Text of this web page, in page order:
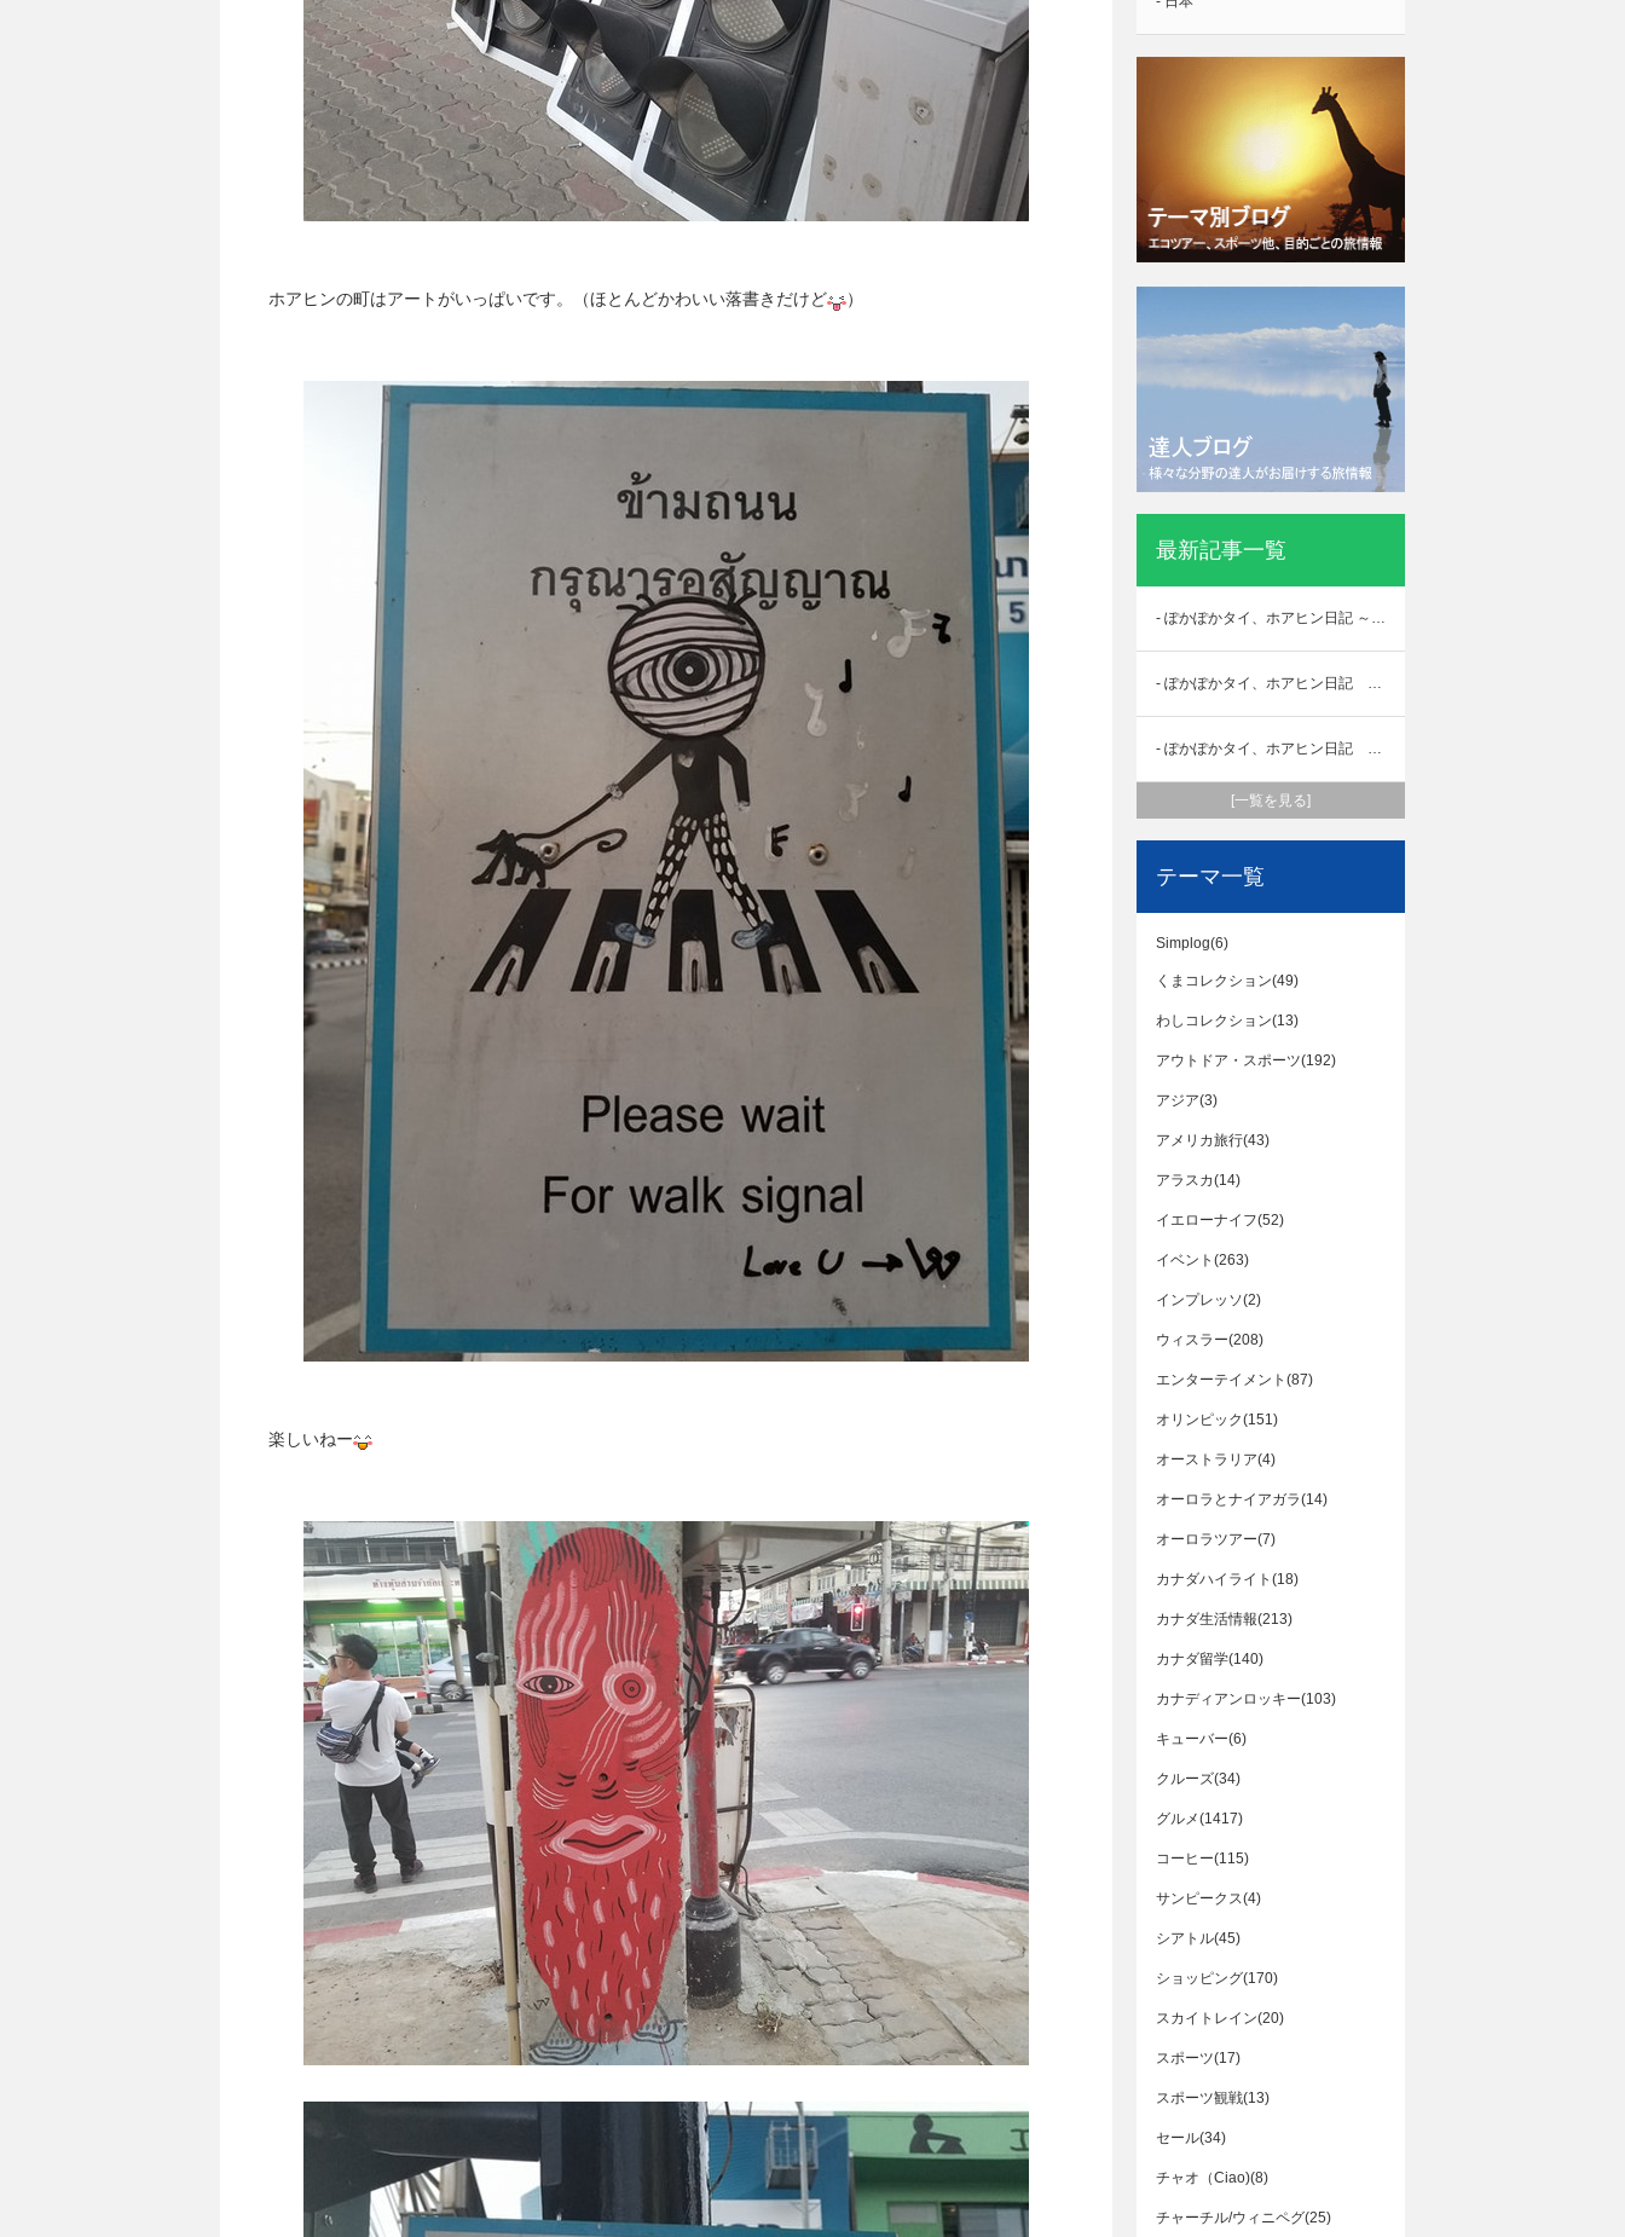
ホアヒンの町はアートがいっぱいです。（ほとんどかわいい落書きだけど ）
楽しいねー
最新記事一覧
- ぽかぽかタイ、ホアヒン日記 ～街編～
- ぽかぽかタイ、ホアヒン日記 ～食べ物編～
- ぽかぽかタイ、ホアヒン日記 ～海編～
[一覧を見る]
テーマ一覧
Simplog(6)
くまコレクション(49)
わしコレクション(13)
アウトドア・スポーツ(192)
アジア(3)
アメリカ旅行(43)
アラスカ(14)
イエローナイフ(52)
イベント(263)
インプレッソ(2)
ウィスラー(208)
エンターテイメント(87)
オリンピック(151)
オーストラリア(4)
オーロラとナイアガラ(14)
オーロラツアー(7)
カナダハイライト(18)
カナダ生活情報(213)
カナダ留学(140)
カナディアンロッキー(103)
キューバー(6)
クルーズ(34)
グルメ(1417)
コーヒー(115)
サンピークス(4)
シアトル(45)
ショッピング(170)
スカイトレイン(20)
スポーツ(17)
スポーツ観戦(13)
セール(34)
チャオ（Ciao)(8)
チャーチル/ウィニペグ(25)